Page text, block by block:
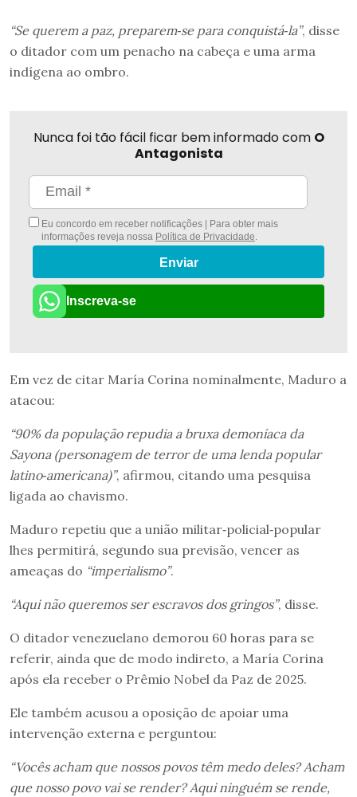
“Se querem a paz, preparem‑se para conquistá‑la”, disse
o ditador com um penacho na cabeça e uma arma
indígena ao ombro.
Nunca foi tão fácil ficar bem informado com O
Antagonista
Eu concordo em receber notificações | Para obter mais
informações reveja nossa Política de Privacidade
Enviar
Inscreva-se
Em vez de citar María Corina nominalmente, Maduro a
atacou:
“90% da população repudia a bruxa demoníaca da
Sayona (personagem de terror de uma lenda popular
latino‑americana)”, afirmou, citando uma pesquisa
ligada ao chavismo.
Maduro repetiu que a união militar‑policial‑popular
lhes permitirá, segundo sua previsão, vencer as
ameaças do “imperialismo”.
“Aqui não queremos ser escravos dos gringos”, disse.
O ditador venezuelano demorou 60 horas para se
referir, ainda que de modo indireto, a María Corina
após ela receber o Prêmio Nobel da Paz de 2025.
Ele também acusou a oposição de apoiar uma
intervenção externa e perguntou:
“Vocês acham que nossos povos têm medo deles? Acham
que nosso povo vai se render? Aqui ninguém se rende,